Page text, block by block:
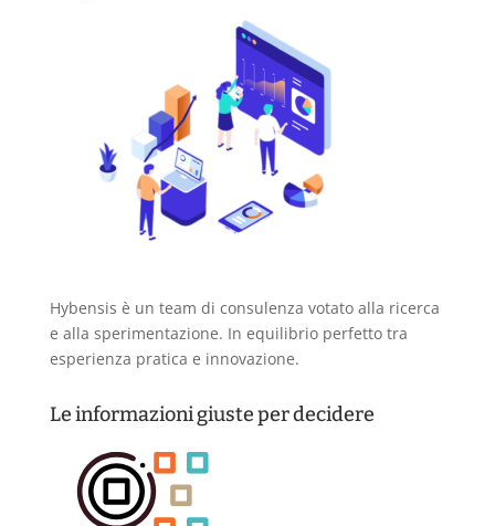
Hybensis è un team di consulenza votato alla ricerca
e alla sperimentazione. In equilibrio perfetto tra
esperienza pratica e innovazione.
Le informazioni giuste per decidere